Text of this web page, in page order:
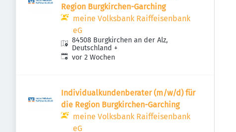
Region Burgkirchen-Garching
meine Volksbank Raiffeisenbank
eG
84508 Burgkirchen an der Alz,
Deutschland +
Veröffentlicht:
vor 2 Wochen
Individualkundenberater (m/w/d) für
die Region Burgkirchen-Garching
meine Volksbank Raiffeisenbank
eG